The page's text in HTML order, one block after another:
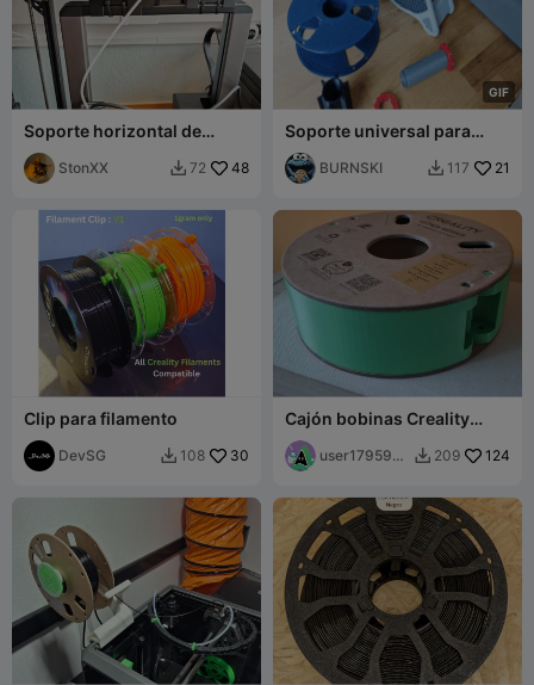
Soporte horizontal de
bobina de filamento para
Creality Hi
StonXX  72 48
GIF
Soporte universal para
rollos de filamento con
genial función de montaje
en pared
BURNSKI  117 21
Clip para filamento
DevSG  108 30
Cajón bobinas Creality
Hyper Series
user1795920
 209 124